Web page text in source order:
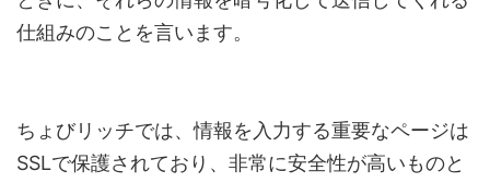
仕組みのことを言います。
ちょびリッチでは、情報を入力する重要なページは
SSLで保護されており、非常に安全性が高いものと